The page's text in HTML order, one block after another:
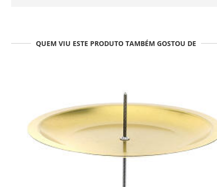
QUEM VIU ESTE PRODUTO TAMBÉM GOSTOU DE